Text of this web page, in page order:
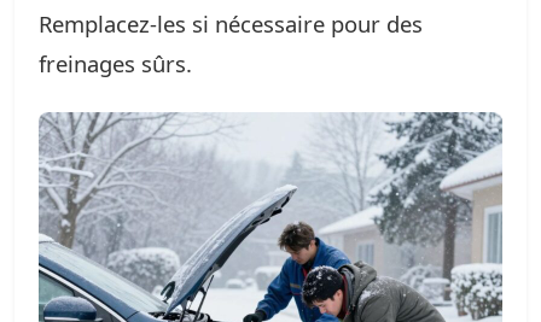
Remplacez-les si nécessaire pour des
freinages sûrs.